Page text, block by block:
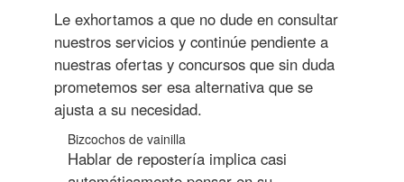
Le exhortamos a que no dude en consultar
nuestros servicios y continúe pendiente a
nuestras ofertas y concursos que sin duda
prometemos ser esa alternativa que se
ajusta a su necesidad.
Bizcochos de vainilla
Hablar de repostería implica casi